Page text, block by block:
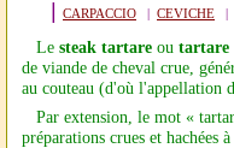
CARPACCIO | CEVICHE |
Le steak tartare ou tartare
de viande de cheval crue,
au couteau (d'où l'appellation
Par extension, le mot «
préparations crues et hachées à